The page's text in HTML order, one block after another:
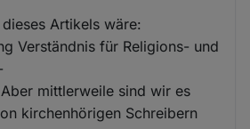
Artikels wäre:
Verständnis für Religions- und
mittlerweile sind wir es
kirchenhörigen Schreibern